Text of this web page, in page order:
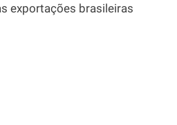
exportações brasileiras